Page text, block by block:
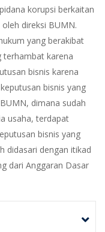
korupsi berkaitan
direksi BUMN.
yang berakibat
terhambat karena
bisnis karena
bisnis yang
dimana sudah
usaha, terdapat
bisnis yang
didasari dengan itikad
dari Anggaran Dasar